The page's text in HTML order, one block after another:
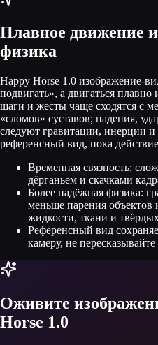
Плавное движение
физика
Happy Horse 1.0 изображение-
подвигать», а двигаться
шаги и жесты чаще сходятся с
«сломов» суставов; падения,
следуют гравитации, инерции и
референсный вид, пока
Временная связность:
дёрганьем и скачками
Более надёжная физика:
меньше парения объектов
жидкости, ткани и
Референсный вид
камеру, не
Оживите
Horse 1.0